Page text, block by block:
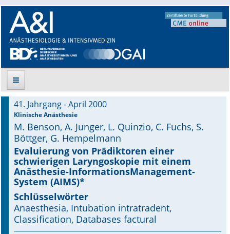
Suche
Aktuelle Ausgabe
Leitlinien
Archiv
Supplements
Supplements OrphanAnesthesia
41. Jahrgang - April 2000
Klinische Anästhesie
M. Benson, A. Junger, L. Quinzio, C. Fuchs, S.
Böttger, G. Hempelmann
Evaluierung von Prädiktoren einer
schwierigen Laryngoskopie mit einem
Anästhesie-InformationsManagement-
System (AIMS)*
Schlüsselwörter
Anaesthesia, Intubation intratradent,
Classification, Databases factural